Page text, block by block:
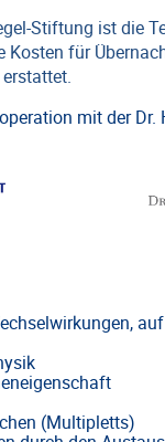
Stiftung ist die
für
mit derDr.
(Multipletts)